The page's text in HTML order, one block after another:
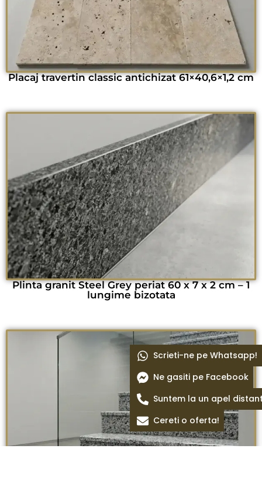
Placaj travertin classic antichizat 61×40,6×1,2 cm
Plinta granit Steel Grey periat 60 x 7 x 2 cm – 1
lungime bizotata
Scrieti-ne pe Whatsapp!
Ne gasiti pe Facebook
Suntem la un apel
Cereti o oferta!